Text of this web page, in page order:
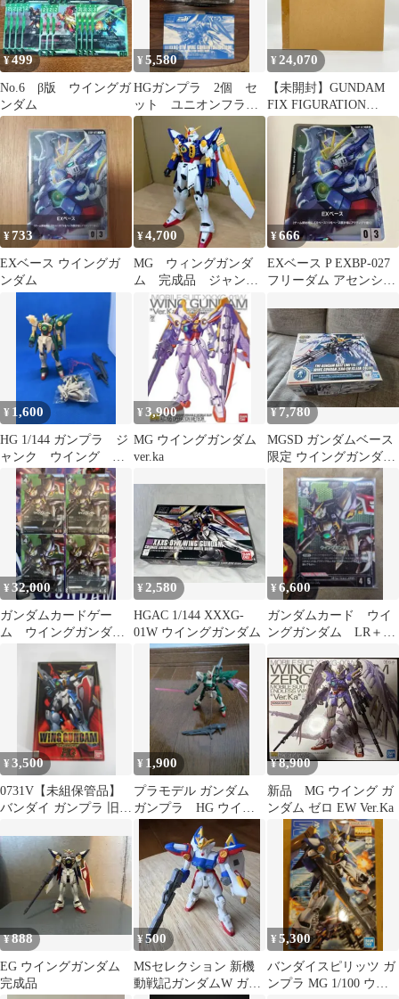
¥499
No.6 β版 ウイングガ
ンダム
¥5,580
HGガンプラ 2個 セ
ット ユニオンフラッ
グ、ウイングガンダム
¥24,070
【未開封】GUNDAM
FIX FIGURATION
METAL COMPOSITE
新機動戦記ガンダムW
Endless Waltz ウイング
ガンダム(EW版)Early
Color ver.
¥733
EXベース ウイングガ
ンダム
¥4,700
MG ウィングガンダ
ム 完成品 ジャンク
扱い
¥666
EXベース P EXBP-027
フリーダム アセンショ
ロ
¥ 1,600
HG 1/144 ガンプラ ジ
ャンク ウイング ガ
ンダム フェニーチ
ェ a632
¥3,900
MG ウイングガンダム
ver.ka
¥7,780
MGSD ガンダムベース
限定 ウイングガンダム
ゼロ EW クリアカラー
¥32,000
ガンダムカードゲー
ム ウイングガンダ
¥2,580
HGAC 1/144 XXXG-
01W ウイングガンダム
¥6,600
ガンダムカード ウイ
ングガンダム LR＋
¥3,500
0731V【未組保管品】
バンダイ ガンプラ 旧
¥ 1,900
プラモデル ガンダム
ガンプラ HG ウイン
グガンダムフェニーチ
ェ ジャンク
¥8,900
新品 MG ウイング ガ
ンダム ゼロ EW Ver.Ka
¥888
EG ウイングガンダム
完成品
¥500
MSセレクション 新機
動戦記ガンダムW ガシ
¥5,300
バンダイスピリッツ ガ
ンプラ MG 1/100 ウイ